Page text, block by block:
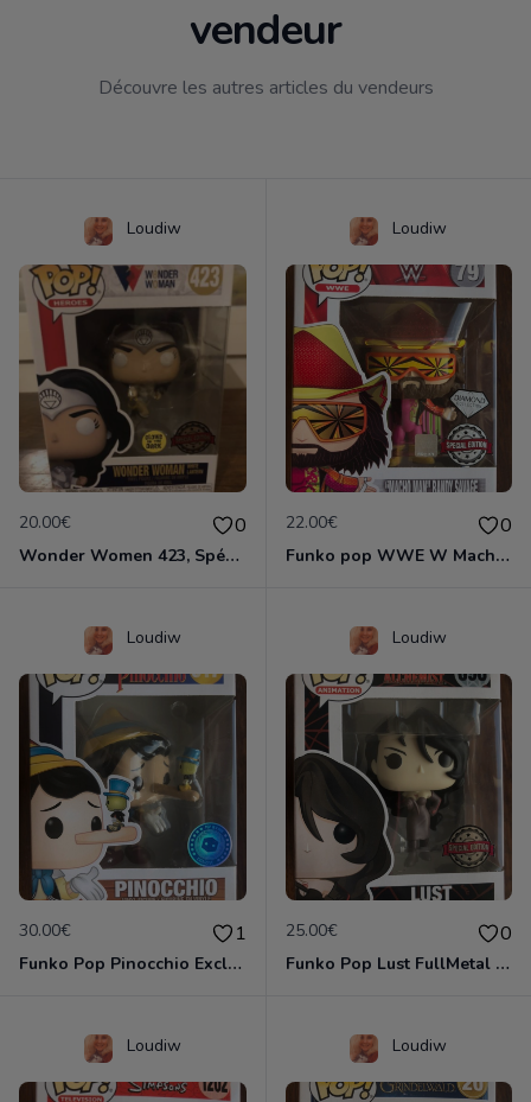
vendeur
Découvre les autres articles du vendeurs
Loudiw
20.00€ 0
Wonder Women 423, Spécial Editions Glows in the Dark
Loudiw
22.00€ 0
Funko pop WWE W Macho , Diamond colection exclusive
Loudiw
30.00€ 1
Funko Pop Pinocchio Exclusive
Loudiw
25.00€ 0
Funko Pop Lust FullMetal Alchemist Spécial édition
Loudiw Loudiw